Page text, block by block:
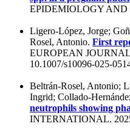
EPIDEMIOLOGY AND
Ligero-López, Jorge;
Rosel, Antonio. First
EUROPEAN
10.1007/s10096-025-
Beltrán-Rosel, Antonio;
Ingrid; Collado-
neutrophils showing
INTERNATIONAL.